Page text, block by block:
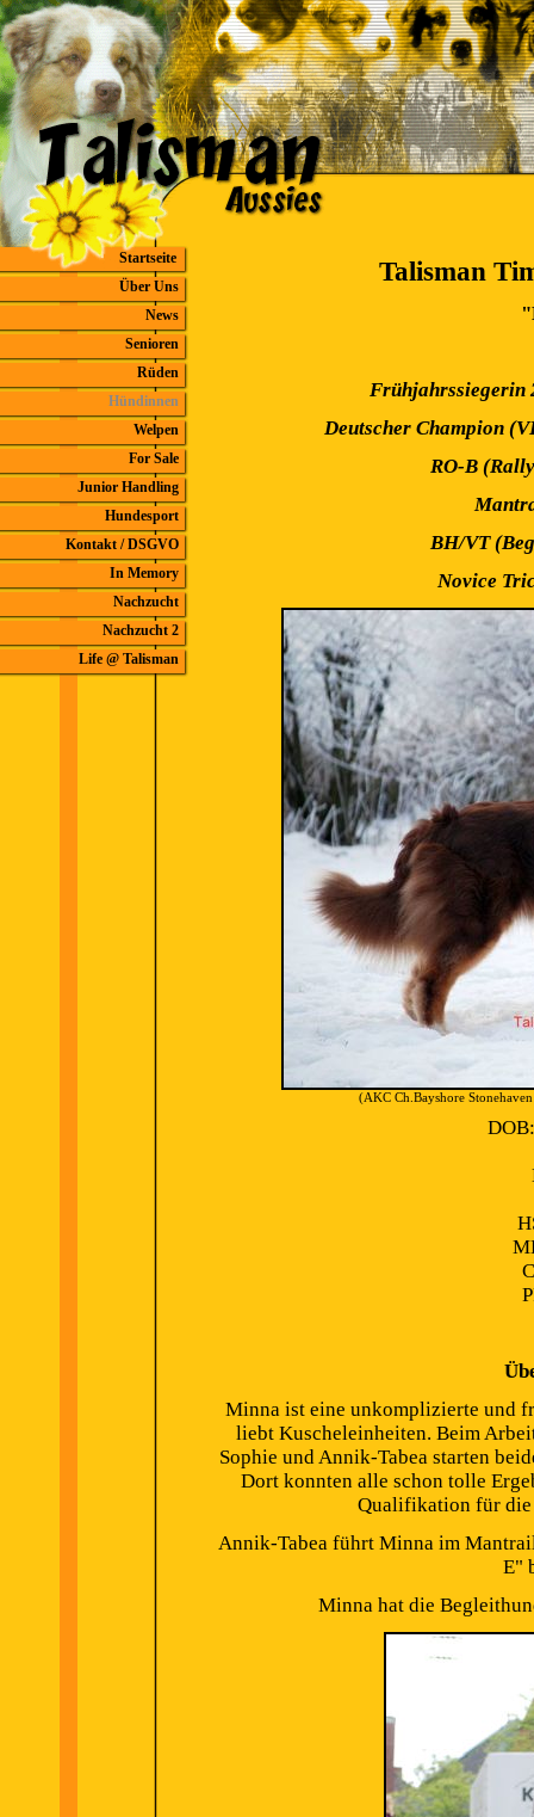
Startseite
Über Uns
News
Senioren
Rüden
Hündinnen
Welpen
For Sale
Junior Handling
Hundesport
Kontakt / DSGVO
In Memory
Nachzucht
Nachzucht 2
Life @ Talisman
Talisman
Frühjahrssiegerin
Deutscher Champion
RO-B
BH/VT
Novice
(AKC Ch.Bayshore
Minna ist eine unkomplizierte und
liebt Kuscheleinheiten. Beim
Sophie und Annik-Tabea starten
Dort konnten alle schon tolle
Qualifikation für die
Annik-Tabea führt Minna im
E"
Minna hat die